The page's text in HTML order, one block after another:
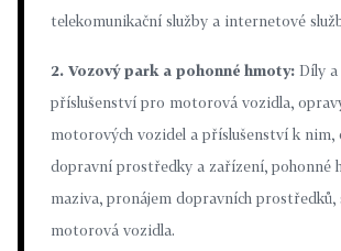
telekomunikační služby a internetové
2. Vozový park a pohonné hmoty: Díly a
příslušenství pro motorová vozidla,
motorových vozidel a příslušenství k
dopravní prostředky a zařízení, pohonné
maziva, pronájem dopravních prostředků,
motorová vozidla.